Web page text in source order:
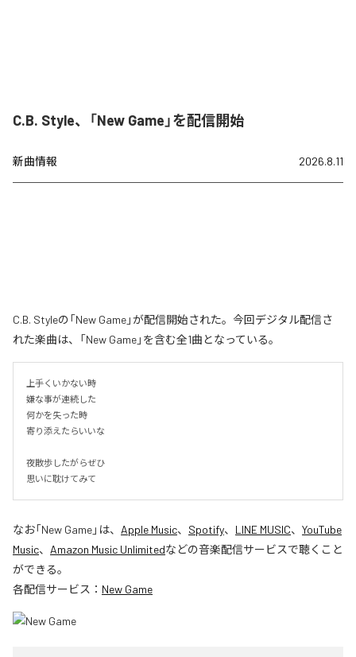
C.B. Style、「New Game」を配信開始
新曲情報 2026.8.11
C.B. Styleの「New Game」が配信開始された。今回デジタル配信さ
れた楽曲は、「New Game」を含む全1曲となっている。
上手くいかない時
嫌な事が連続した
何かを失った時
寄り添えたらいいな
夜散歩したがらぜひ
思いに耽けてみて
なお「New Game」は、 Apple Music、 Spotify、 LINE MUSIC、 YouTube
Music、 Amazon Music Unlimitedなどの音楽配信サービスで聴くこと
ができる。
各配信サービス： New Game